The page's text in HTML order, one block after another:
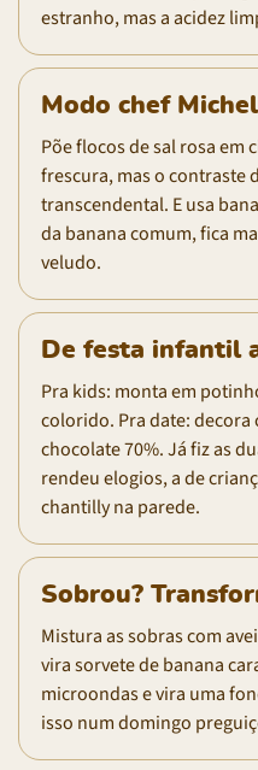
estranho, mas a acidez
Modo chef
Põe flocos de sal rosa em
frescura, mas o contraste
transcendental. E usa
da banana comum, fica
veludo.
De festa infantil
Pra kids: monta em
colorido. Pra date:
chocolate 70%. Já fiz as
rendeu elogios, a de
chantilly na parede.
Sobrou?
Mistura as sobras com
vira sorvete de banana
microondas e vira uma
isso num domingo